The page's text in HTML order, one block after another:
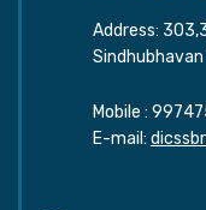
Address:
Mobile :
E-mail: